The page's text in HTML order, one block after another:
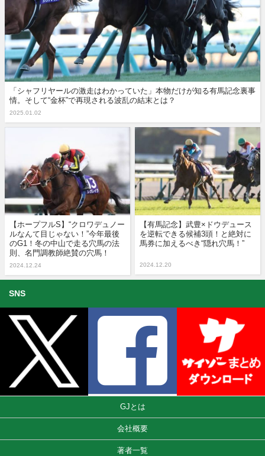
「シャフリヤールの激走はわかっていた」本物だけが知る有馬記念裏事
情。そして“金杯”で再現される波乱の結末とは？
2025.01.02
【ホープフルS】“クロワデュノー
ルなんて目じゃない！”今年最後
のG1！冬の中山で走る穴馬の法
則、名門調教師絶賛の穴馬！
2024.12.24
【有馬記念】武豊×ドウデュース
を逆転できる候補3頭！と絶対に
馬券に加えるべき“隠れ穴馬！”
2024.12.20
SNS
GJとは
会社概要
著者一覧